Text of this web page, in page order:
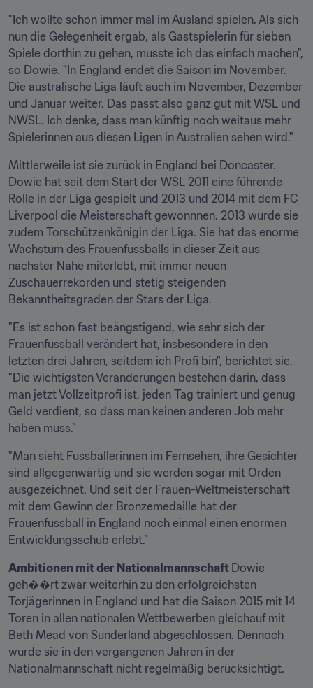
"Ich wollte schon immer mal im Ausland spielen. Als sich
nun die Gelegenheit ergab, als Gastspielerin für sieben
Spiele dorthin zu gehen, musste ich das einfach machen",
so Dowie. "In England endet die Saison im November.
Die australische Liga läuft auch im November, Dezember
und Januar weiter. Das passt also ganz gut mit WSL und
NWSL. Ich denke, dass man künftig noch weitaus mehr
Spielerinnen aus diesen Ligen in Australien sehen wird."
Mittlerweile ist sie zurück in England bei Doncaster.
Dowie hat seit dem Start der WSL 2011 eine führende
Rolle in der Liga gespielt und 2013 und 2014 mit dem FC
Liverpool die Meisterschaft gewonnnen. 2013 wurde sie
zudem Torschützenkönigin der Liga. Sie hat das enorme
Wachstum des Frauenfussballs in dieser Zeit aus
nächster Nähe miterlebt, mit immer neuen
Zuschauerrekorden und stetig steigenden
Bekanntheitsgraden der Stars der Liga.
"Es ist schon fast beängstigend, wie sehr sich der
Frauenfussball verändert hat, insbesondere in den
letzten drei Jahren, seitdem ich Profi bin", berichtet sie.
"Die wichtigsten Veränderungen bestehen darin, dass
man jetzt Vollzeitprofi ist, jeden Tag trainiert und genug
Geld verdient, so dass man keinen anderen Job mehr
haben muss."
"Man sieht Fussballerinnen im Fernsehen, ihre Gesichter
sind allgegenwärtig und sie werden sogar mit Orden
ausgezeichnet. Und seit der Frauen-Weltmeisterschaft
mit dem Gewinn der Bronzemedaille hat der
Frauenfussball in England noch einmal einen enormen
Entwicklungsschub erlebt."
Ambitionen mit der Nationalmannschaft Dowie
geh��rt zwar weiterhin zu den erfolgreichsten
Torjägerinnen in England und hat die Saison 2015 mit 14
Toren in allen nationalen Wettbewerben gleichauf mit
Beth Mead von Sunderland abgeschlossen. Dennoch
wurde sie in den vergangenen Jahren in der
Nationalmannschaft nicht regelmäßig berücksichtigt.